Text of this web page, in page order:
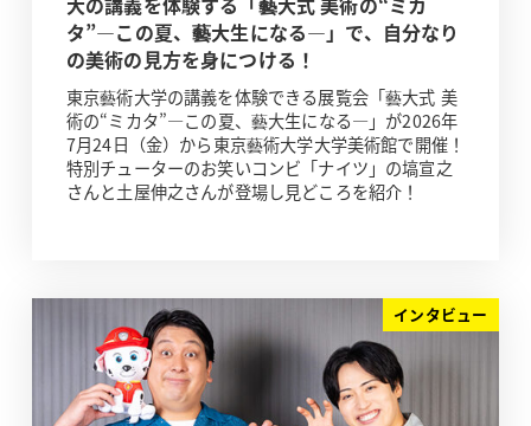
タ”―この夏、藝大生になる―」で、自分なり
の美術の見方を身につける！
東京藝術大学の講義を体験できる展覧会「藝大式 美
術の“ミカタ”―この夏、藝大生になる―」が2026年
7月24日（金）から東京藝術大学大学美術館で開催！
特別チューターのお笑いコンビ「ナイツ」の塙宣之
さんと土屋伸之さんが登場し見どころを紹介！
インタビュー